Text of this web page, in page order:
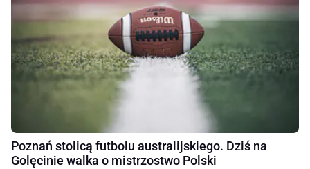
Poznań stolicą futbolu australijskiego. Dziś na
Golęcinie walka o mistrzostwo Polski